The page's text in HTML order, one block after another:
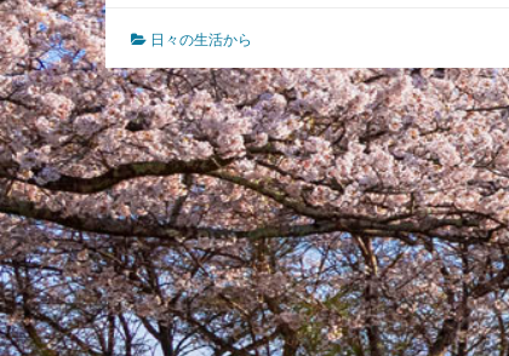
ト
と、
こ
こ
ろ
の
割
礼
日々の生活から